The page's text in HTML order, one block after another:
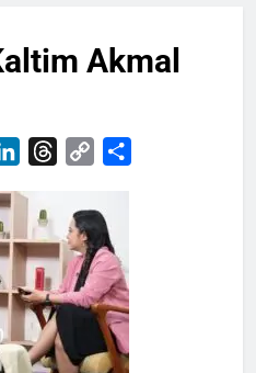
Akmal
LinkedInThreads
Copy